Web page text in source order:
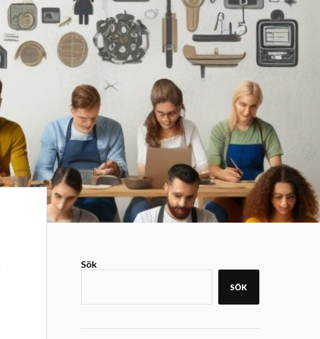
Sök
SÖK